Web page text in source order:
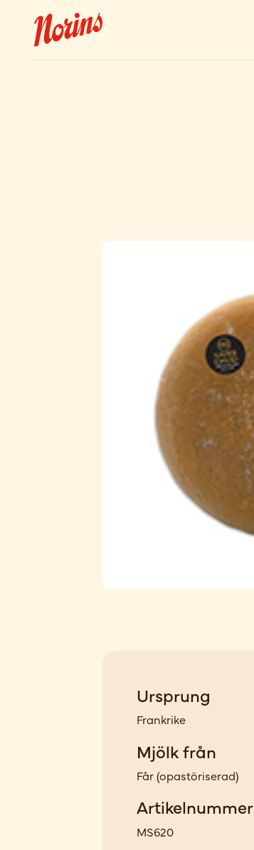
Ursprung
Frankrike
Mjölk från
Får(opastöriserad)
Artikelnummer
MS620